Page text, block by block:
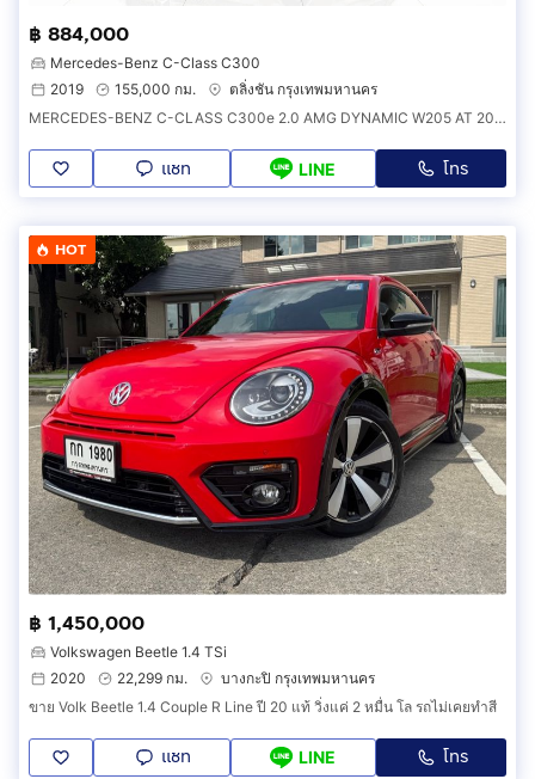
฿ 884,000
Mercedes-Benz C-Class C300
2019
155,000 กม.
ตลิ่งชัน กรุงเทพมหานคร
MERCEDES-BENZ C-CLASS C300e 2.0 AMG DYNAMIC W205 AT 2019 ออกรถ 0 บาท รหัสรถ 4B111
แชท LINE โทร
HOT
฿ 1,450,000
Volkswagen Beetle 1.4 TSi
2020
22,299 กม.
บางกะปิ กรุงเทพมหานคร
ขาย Volk Beetle 1.4 Couple R Line ปี 20 แท้ วิ่งแค่ 2 หมื่น โล รถไม่เคยทำสี
แชท LINE โทร